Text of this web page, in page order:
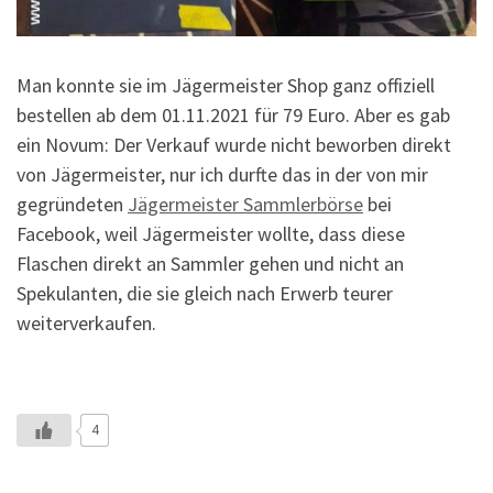
Man konnte sie im Jägermeister Shop ganz offiziell
bestellen ab dem 01.11.2021 für 79 Euro. Aber es gab
ein Novum: Der Verkauf wurde nicht beworben direkt
von Jägermeister, nur ich durfte das in der von mir
gegründeten Jägermeister Sammlerbörse bei
Facebook, weil Jägermeister wollte, dass diese
Flaschen direkt an Sammler gehen und nicht an
Spekulanten, die sie gleich nach Erwerb teurer
weiterverkaufen.
4